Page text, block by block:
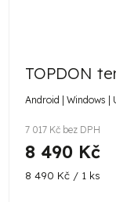
TOPDON
Android | Windows |
7 017 Kč bez DPH
8 490 Kč
Měrná
8 490 Kč / 1 ks